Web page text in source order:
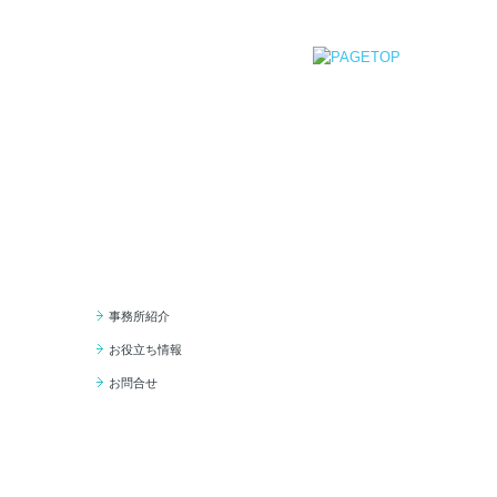
事務所紹介
お役立ち情報
お問合せ